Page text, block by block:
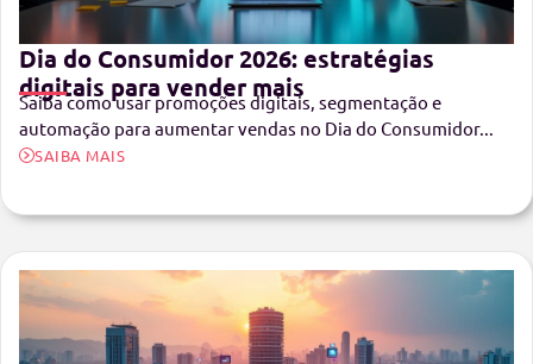
Dia do Consumidor 2026: estratégias
digitais para vender mais
Saiba como usar promoções digitais, segmentação e
automação para aumentar vendas no Dia do Consumidor...
SAIBA MAIS